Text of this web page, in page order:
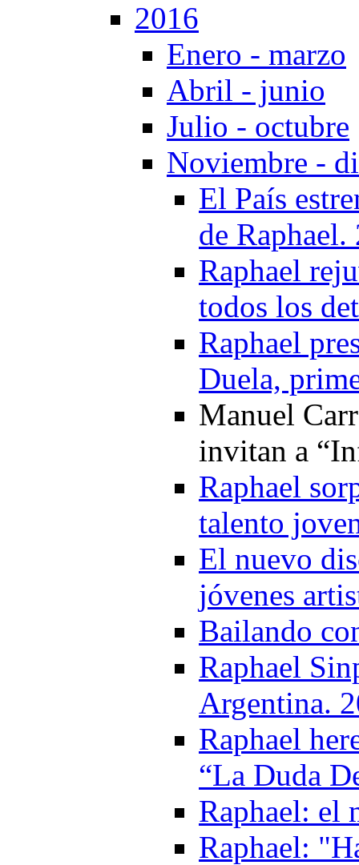
2016
Enero - marzo
Abril - junio
Julio - octubre
Noviembre -
El País
de Raphael.
Raphael
todos los
Raphael
Duela,
Manuel
invitan a
Raphael
talento
El nuevo
jóvenes
Bailando
Raphael
Argentina.
Raphael
“La Duda
Raphael: el
Raphael: